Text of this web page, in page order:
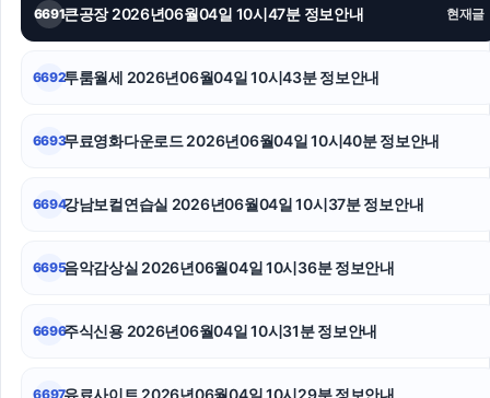
강남하수구막힘
동탄임플란트
휴대폰성지
이혼변호사
6691큰공장 2026년06월04일 10시47분 정보안내 현재글
6692투룸월세 2026년06월04일 10시43분 정보안내
6693무료영화다운로드 2026년06월04일 10시40분 정보안내
6694강남보컬연습실 2026년06월04일 10시37분 정보안내
6695음악감상실 2026년06월04일 10시36분 정보안내
6696주식신용 2026년06월04일 10시31분 정보안내
6697유료사이트 2026년06월04일 10시29분 정보안내